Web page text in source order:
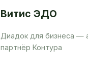
Витис ЭДО
Диадок для бизнеса —
партнёр Контура